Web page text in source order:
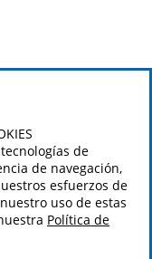
de
de navegación,
esfuerzos de
uso de estas
Política de